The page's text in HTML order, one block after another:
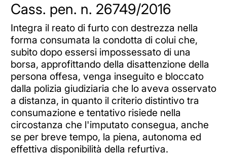
Cass. pen. n. 26749/2016
Integra il reato di furto con destrezza nella
forma consumata la condotta di colui che,
subito dopo essersi impossessato di una
borsa, approfittando della disattenzione della
persona offesa, venga inseguito e bloccato
dalla polizia giudiziaria che lo aveva osservato
a distanza, in quanto il criterio distintivo tra
consumazione e tentativo risiede nella
circostanza che l'imputato consegua, anche
se per breve tempo, la piena, autonoma ed
effettiva disponibilità della refurtiva.